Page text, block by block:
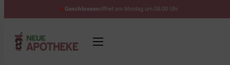
Geschlossenöffnet am Montag um 08:00 Uhr